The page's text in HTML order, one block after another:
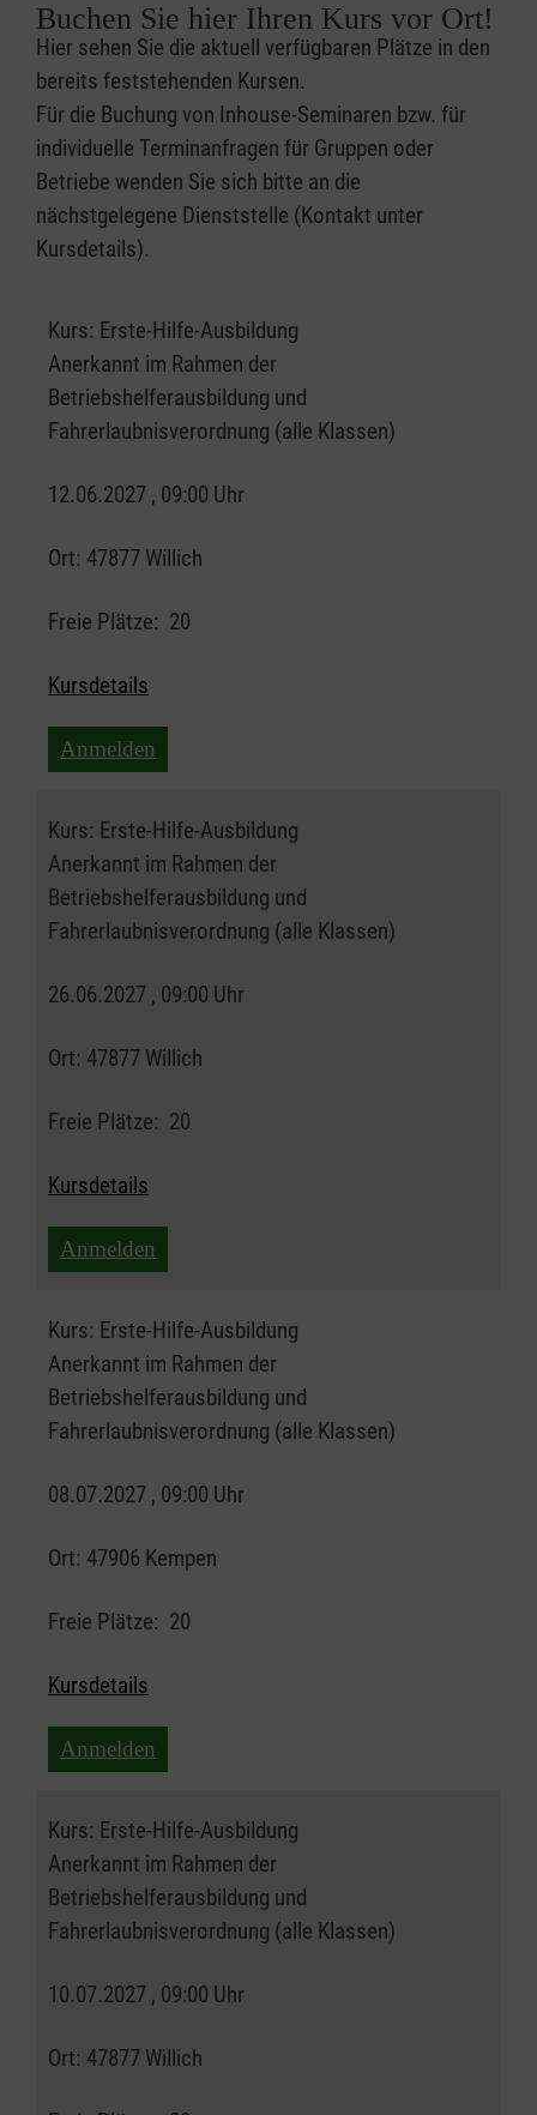
Buchen Sie hier Ihren Kurs vor Ort!
Hier sehen Sie die aktuell verfügbaren Plätze in den
bereits feststehenden Kursen.
Für die Buchung von Inhouse-Seminaren bzw. für
individuelle Terminanfragen für Gruppen oder
Betriebe wenden Sie sich bitte an die
nächstgelegene Dienststelle (Kontakt unter
Kursdetails).
Kurs: Erste-Hilfe-Ausbildung
Anerkannt im Rahmen der
Betriebshelferausbildung und
Fahrerlaubnisverordnung (alle Klassen)
12.06.2027 , 09:00 Uhr
Ort: 47877 Willich
Freie Plätze: 20
Kursdetails
Anmelden
Kurs: Erste-Hilfe-Ausbildung
Anerkannt im Rahmen der
Betriebshelferausbildung und
Fahrerlaubnisverordnung (alle Klassen)
26.06.2027 , 09:00 Uhr
Ort: 47877 Willich
Freie Plätze: 20
Kursdetails
Anmelden
Kurs: Erste-Hilfe-Ausbildung
Anerkannt im Rahmen der
Betriebshelferausbildung und
Fahrerlaubnisverordnung (alle Klassen)
08.07.2027 , 09:00 Uhr
Ort: 47906 Kempen
Freie Plätze: 20
Kursdetails
Anmelden
Kurs: Erste-Hilfe-Ausbildung
Anerkannt im Rahmen der
Betriebshelferausbildung und
Fahrerlaubnisverordnung (alle Klassen)
10.07.2027 , 09:00 Uhr
Ort: 47877 Willich